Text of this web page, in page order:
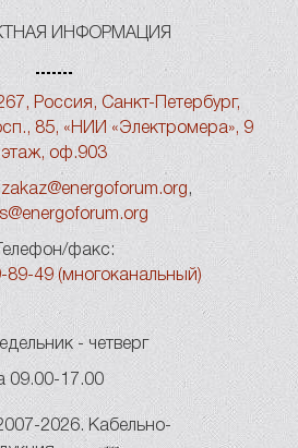
ИНФОРМАЦИЯ
Россия, Санкт-Петербург,
85, «НИИ «Электромера», 9
этаж, оф.903
zakaz@energoforum.org ,
Телефон/факс:
89-49 (многоканальный)
- четверг
09.00-17.00
2026. Кабельно-